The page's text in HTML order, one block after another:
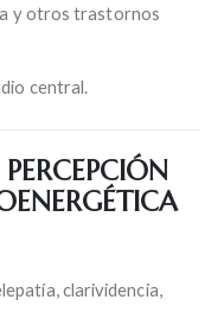
y otros trastornos
central.
clarividencia,